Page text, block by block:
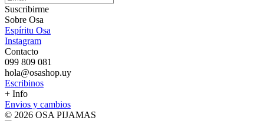
Suscribirme
Sobre Osa
Espíritu Osa
Instagram
Contacto
099 809 081
hola@osashop.uy
Escribinos
+ Info
Envios y cambios
© 2026 OSA PIJAMAS